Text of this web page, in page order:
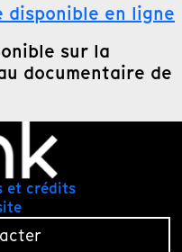
disponible en ligne
sur la
documentaire de
et crédits